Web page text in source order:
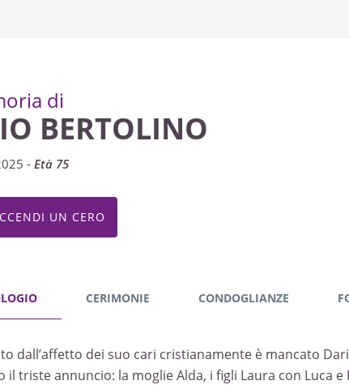
di
BERTOLINO
- Età 75
UN CERO
CERIMONIE CONDOGLIANZE
dall’affetto dei suo cari cristianamente è mancato
il triste annuncio: la moglie Alda, i figli Laura con Luca